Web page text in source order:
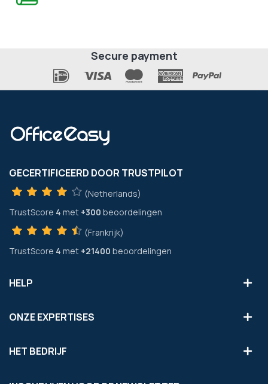
Secure payment
GECERTIFICEERD DOOR TRUSTPILOT
(Netherlands)
TrustScore 4 met +300 beoordelingen
(Frankrijk)
TrustScore 4 met +21400 beoordelingen
HELP
ONZE EXPERTISES
HET BEDRIJF